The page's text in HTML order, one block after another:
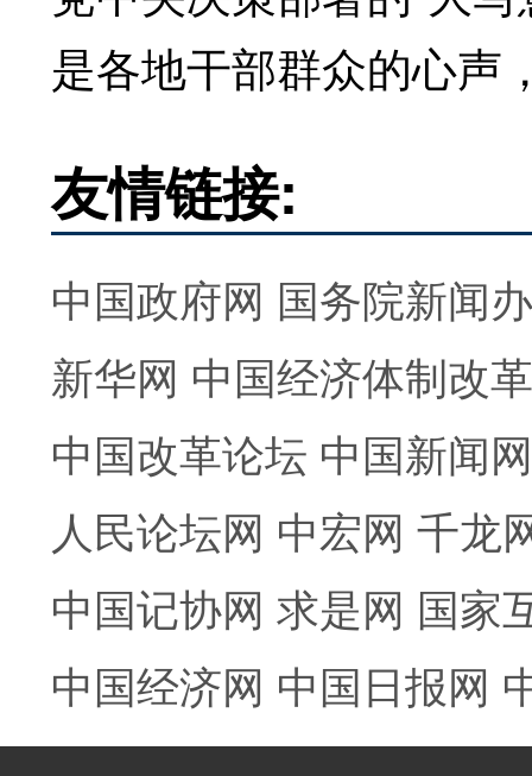
是各地干部群众的心声
友情链接:
中国政府网 国务院新闻
新华网 中国经济体制改
中国改革论坛 中国新闻网
人民论坛网 中宏网 千龙
中国记协网 求是网 国家
中国经济网 中国日报网